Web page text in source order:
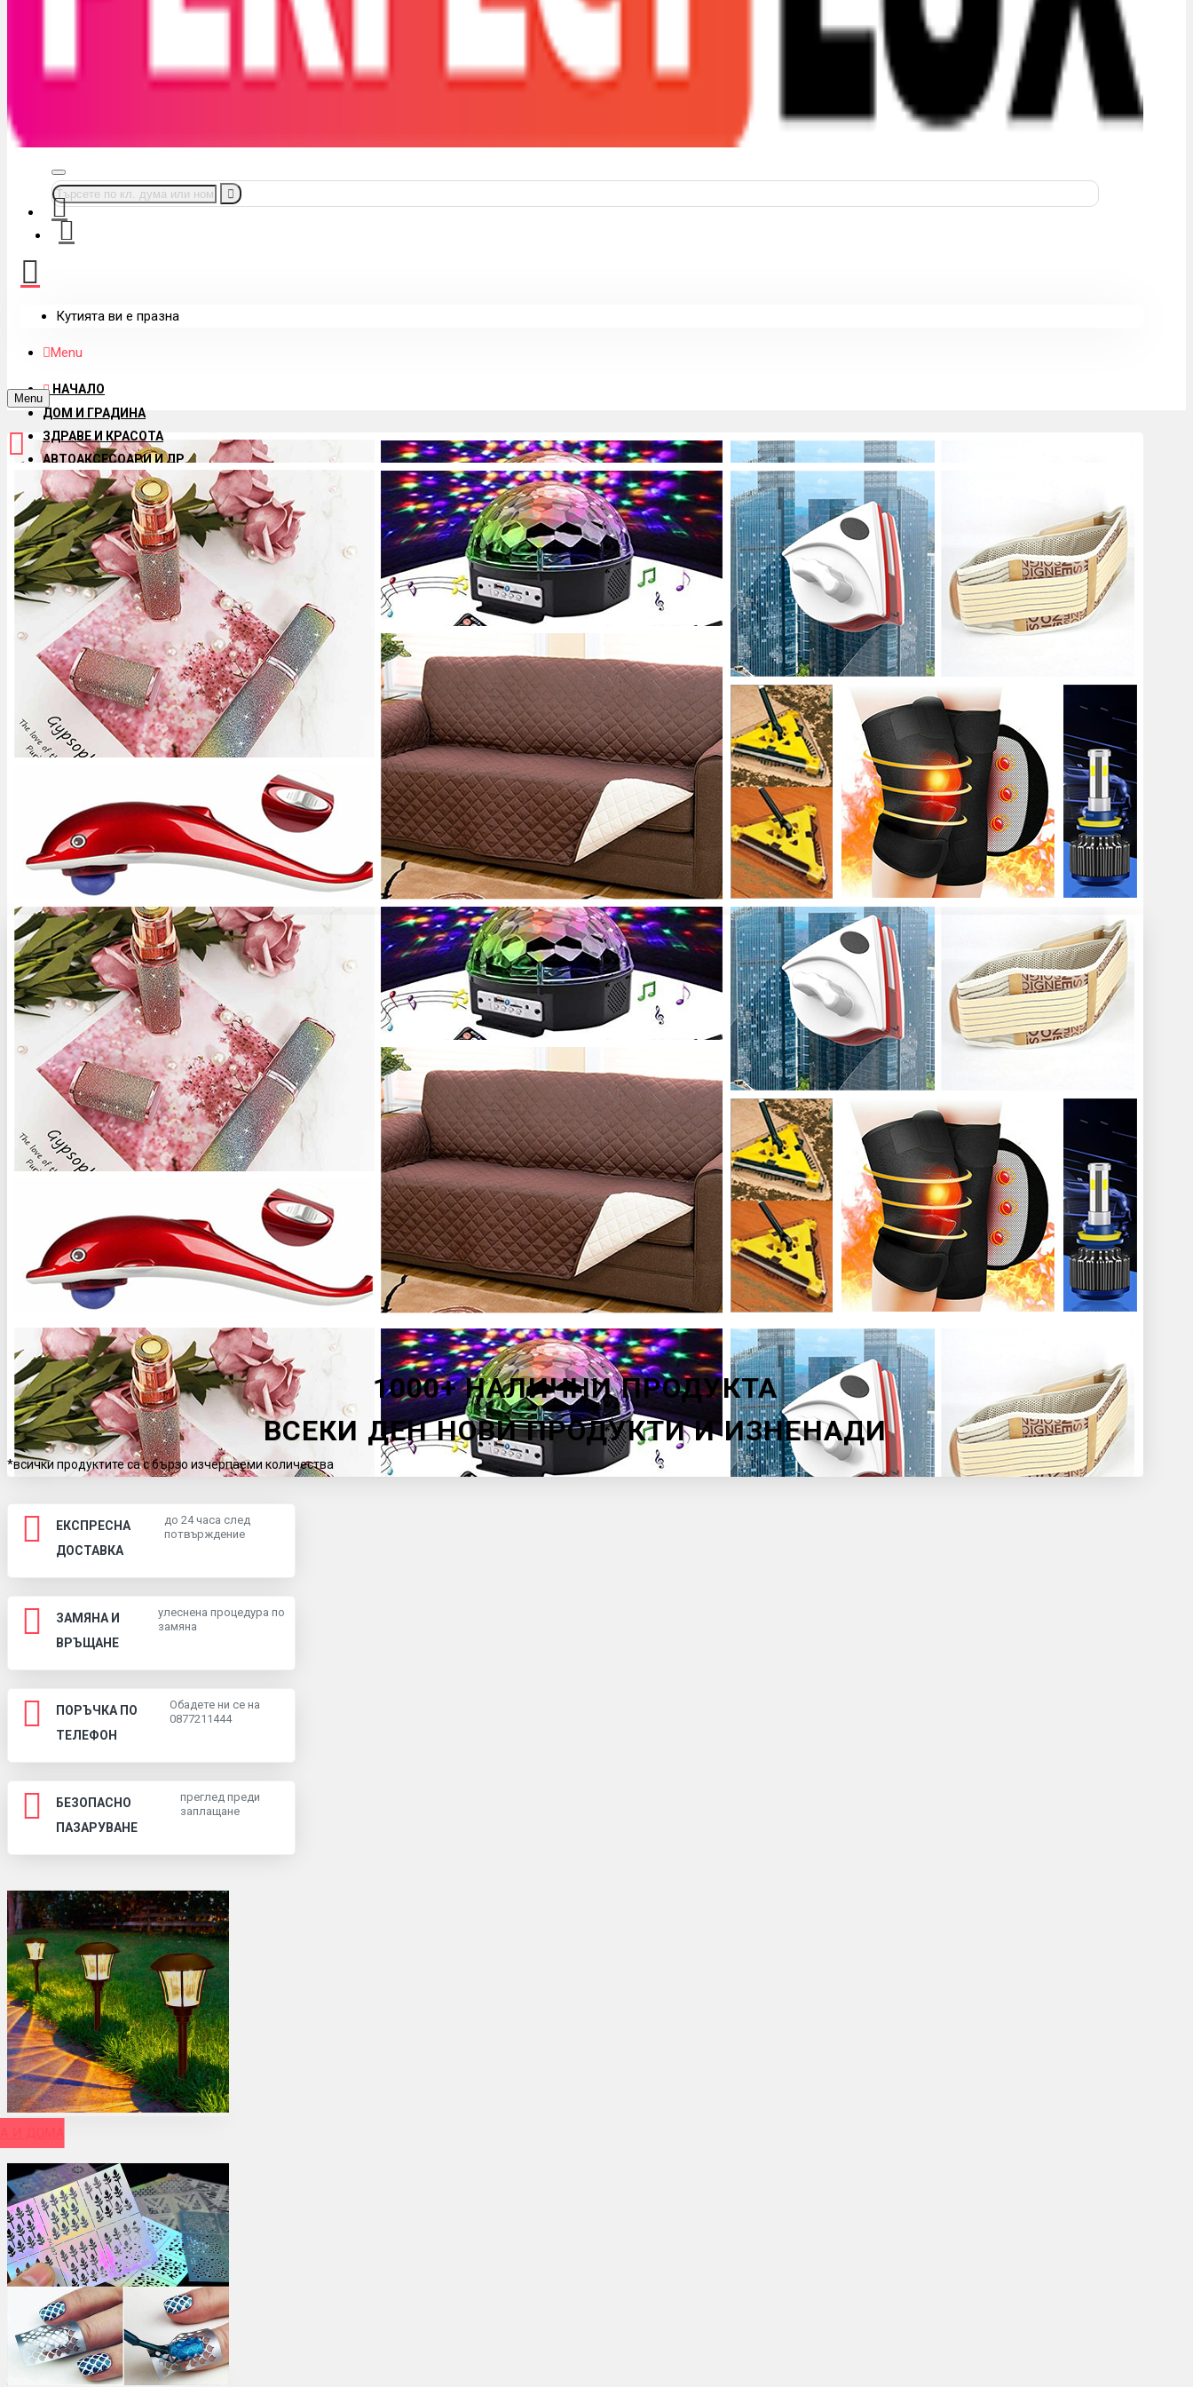
Кутията ви е празна
Menu
НАЧАЛО
ДОМ И ГРАДИНА
ЗДРАВЕ И КРАСОТА
АВТОАКСЕСОАРИ И ДР.
ДЕТСКИ ИГРАЧКИ
АКСЕСОАРИ ЗА ТЕЛЕФОНИ И ТАБЛЕТИ
ЗА ДОМАШНИЯ ЛЮБИМЕЦ
HOT OFFERS
Menu
1000+ НАЛИЧНИ ПРОДУКТА
ВСЕКИ ДЕН НОВИ ПРОДУКТИ И ИЗНЕНАДИ
*всички продуктите са с бързо изчерпаеми количества
ЕКСПРЕСНА
ДОСТАВКА
до 24 часа след
потвърждение
ЗАМЯНА И
ВРЪЩАНЕ
улеснена процедура по
замяна
ПОРЪЧКА ПО
ТЕЛЕФОН
Обадете ни се на
0877211444
БЕЗОПАСНО
ПАЗАРУВАНЕ
преглед преди
заплащане